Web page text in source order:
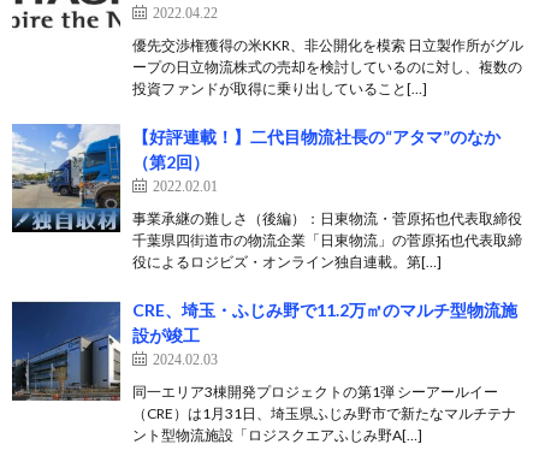
2022.04.22
優先交渉権獲得の米KKR、非公開化を模索 日立製作所がグル
ープの日立物流株式の売却を検討しているのに対し、複数の
投資ファンドが取得に乗り出していること[…]
【好評連載！】二代目物流社長の“アタマ”のなか
（第2回）
2022.02.01
事業承継の難しさ（後編）：日東物流・菅原拓也代表取締役
千葉県四街道市の物流企業「日東物流」の菅原拓也代表取締
役によるロジビズ・オンライン独自連載。第[…]
CRE、埼玉・ふじみ野で11.2万㎡のマルチ型物流施
設が竣工
2024.02.03
同一エリア3棟開発プロジェクトの第1弾 シーアールイー
（CRE）は1月31日、埼玉県ふじみ野市で新たなマルチテナ
ント型物流施設「ロジスクエアふじみ野A[…]